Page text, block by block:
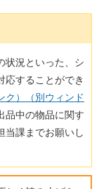
状況といった、シ
応することができ
ク）（別ウィンド
品中の物品に関す
当課までお願いし